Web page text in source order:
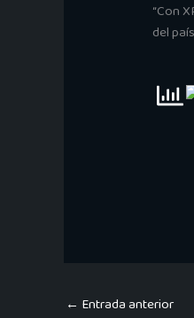
“Con
del
← Entrada anterior